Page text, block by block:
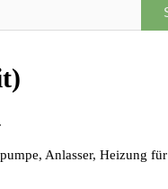
Anlasser, Heizung für